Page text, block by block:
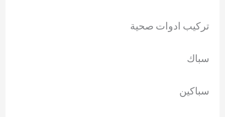
تركيب ادوات صحية
سباك
سباكين